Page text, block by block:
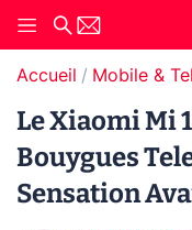
Accueil Mobile &
Le Xiaomi Mi
Bouygues
Sensation